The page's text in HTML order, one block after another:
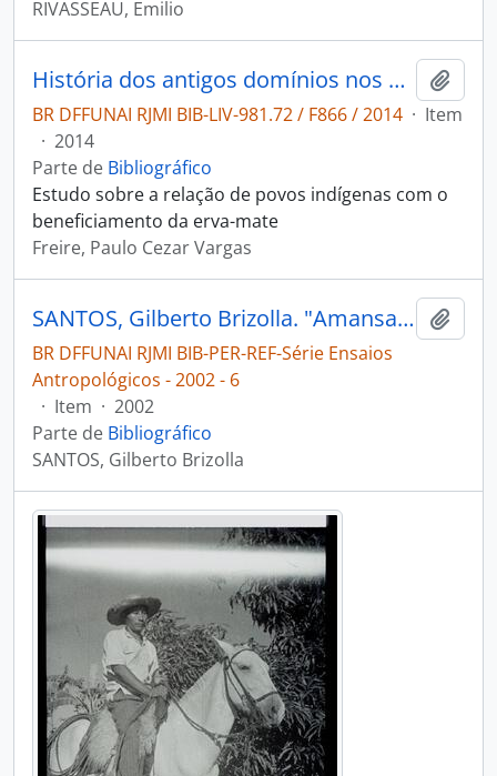
RIVASSEAU, Emilio
História dos antigos domínios nos ervais do Paraguai: (1538-1811).
BR DFFUNAI RJMI BIB-LIV-981.72 / F866 / 2014 · Item
· 2014
Parte de Bibliográfico
Estudo sobre a relação de povos indígenas com o
beneficiamento da erva-mate
Freire, Paulo Cezar Vargas
SANTOS, Gilberto Brizolla. "Amansar os portugueses": os índios Guaicuru nas representações portuguesas coloniais [Série Ensaios Antropológicos]
BR DFFUNAI RJMI BIB-PER-REF-Série Ensaios
Antropológicos - 2002 - 6
· Item · 2002
Parte de Bibliográfico
SANTOS, Gilberto Brizolla